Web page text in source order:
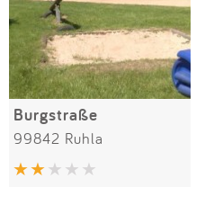
Burgstraße
99842 Ruhla